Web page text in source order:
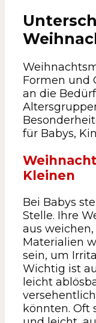
Formen und
an die
für Babys,
Kleinen
Bei Babys
Stelle. Ihre
aus
Materialien
sein, um
Wichtig ist
leicht
könnten. Oft